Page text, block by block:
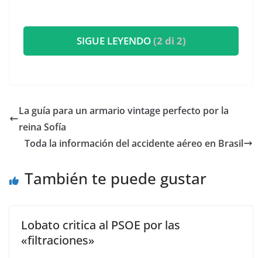
SIGUE LEYENDO(2 di 2)
​La guía para un armario vintage perfecto por la
reina Sofía
Toda la información del accidente aéreo en Brasil
También te puede gustar
Lobato critica al PSOE por las
«filtraciones»